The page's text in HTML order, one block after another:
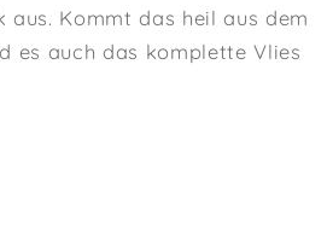
aus. Kommt das heil aus dem
es auch das komplette Vlies